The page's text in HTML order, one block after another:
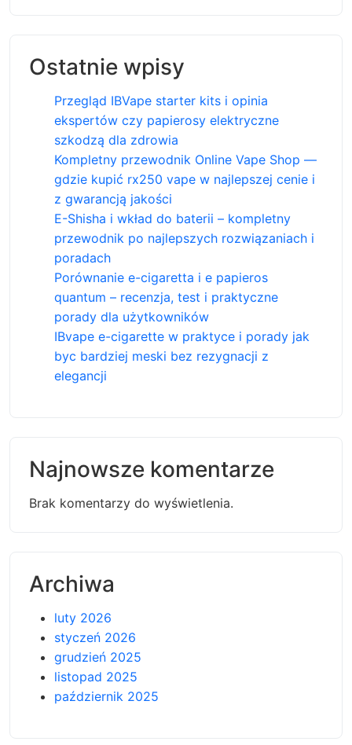
Ostatnie wpisy
Przegląd IBVape starter kits i opinia
ekspertów czy papierosy elektryczne
szkodzą dla zdrowia
Kompletny przewodnik Online Vape Shop —
gdzie kupić rx250 vape w najlepszej cenie i
z gwarancją jakości
E-Shisha i wkład do baterii – kompletny
przewodnik po najlepszych rozwiązaniach i
poradach
Porównanie e-cigaretta i e papieros
quantum – recenzja, test i praktyczne
porady dla użytkowników
IBvape e-cigarette w praktyce i porady jak
byc bardziej meski bez rezygnacji z
elegancji
Najnowsze komentarze
Brak komentarzy do wyświetlenia.
Archiwa
luty 2026
styczeń 2026
grudzień 2025
listopad 2025
październik 2025